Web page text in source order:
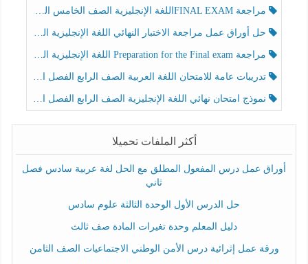
مراجعة FINAL EXAMاللغة الإنجليزية الصف الخامس الفصل الثالث
حل أوراق عمل مراجعة الاختبار النهائي اللغة الإنجليزية الصف الرابع الفصل الثالث
مراجعة Preparation for the Final exam اللغة الإنجليزية الصف الرابع الفصل الثالث
تدريبات عامة للامتحان اللغة العربية الصف الرابع الفصل الثالث
نموذج امتحان نهائي اللغة الإنجليزية الصف الرابع الفصل الثالث
أكثر الملفات تحميلا
أوراق عمل درس المفعول المطلق مع الحل لغة عربية سادس فصل
ثاني
حل الدرس الأول الوحدة الثالثة علوم سادس
دليل المعلم وحدة تغيرات المادة صف ثالث
ورقة عمل إثرائية درس الأمن الوطني الاجتماعيات الصف الثامن